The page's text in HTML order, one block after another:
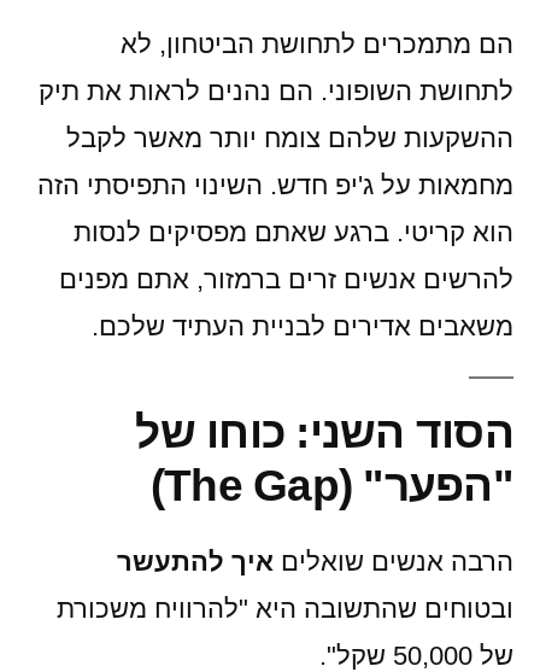
הם מתמכרים לתחושת הביטחון, לא
לתחושת השופוני. הם נהנים לראות את תיק
ההשקעות שלהם צומח יותר מאשר לקבל
מחמאות על ג'יפ חדש. השינוי התפיסתי הזה
הוא קריטי. ברגע שאתם מפסיקים לנסות
להרשים אנשים זרים ברמזור, אתם מפנים
משאבים אדירים לבניית העתיד שלכם.
הסוד השני: כוחו של
"הפער" (The Gap)
הרבה אנשים שואלים איך להתעשר
ובטוחים שהתשובה היא "להרוויח משכורת
של 50,000 שקל".